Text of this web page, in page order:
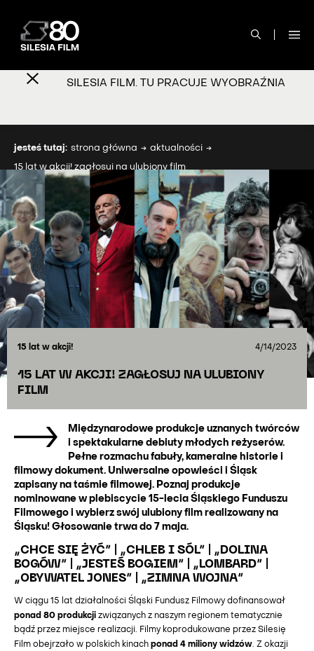
SILESIA FILM. TU PRACUJE WYOBRAŹNIA
jesteś tutaj: strona główna aktualności
15 lat w akcji! zagłosuj na ulubiony film
15 lat w akcji! 4/14/2023
15 LAT W AKCJI! ZAGŁOSUJ NA ULUBIONY
FILM
Międzynarodowe produkcje uznanych twórców
i spektakularne debiuty młodych reżyserów.
Pełne rozmachu fabuły, kameralne historie i
filmowy dokument. Uniwersalne opowieści i Śląsk
zapisany na taśmie filmowej. Poznaj produkcje
nominowane w plebiscycie 15-lecia Śląskiego Funduszu
Filmowego i wybierz swój ulubiony film realizowany na
Śląsku! Głosowanie trwa do 7 maja.
„CHCE SIĘ ŻYĆ” | „CHLEB I SÓL” | „DOLINA
BOGÓW” | „JESTEŚ BOGIEM” | „LOMBARD” |
„OBYWATEL JONES” | „ZIMNA WOJNA”
W ciągu 15 lat działalności Śląski Fundusz Filmowy dofinansował
ponad 80 produkcji
związanych z naszym regionem tematycznie
bądź przez miejsce realizacji. Filmy koprodukowane przez Silesię
Film obejrzało w polskich kinach ponad 4 miliony widzów. Z okazji